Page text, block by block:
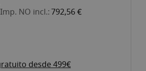
Imp. NO incl. 792,56 €
desde 499€